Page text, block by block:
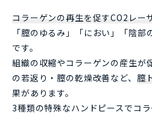
コラーゲンの再生を促すCO2レー
「膣のゆるみ」「におい」「陰
です。
組織の収縮やコラーゲンの産生が
の若返り・膣の乾燥改善など、 膣
果があります。
3種類の特殊なハンドピースでコ